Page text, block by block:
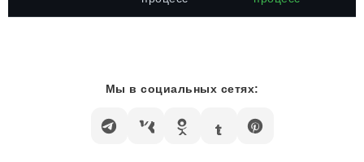
Мы в социальных сетях: